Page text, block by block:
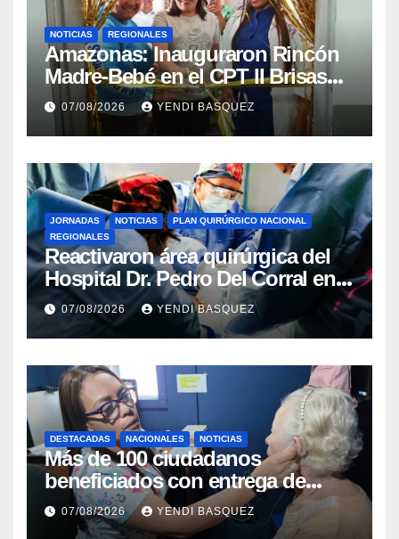
NOTICIAS REGIONALES
​Amazonas: Inauguraron Rincón
Madre-Bebé en el CPT II Brisas
del Aeropuerto ​Inauguraron
Rincón
07/08/2026 YENDI BASQUEZ
JORNADAS NOTICIAS
PLAN QUIRÚRGICO NACIONAL
REGIONALES
Reactivaron área quirúrgica del
Hospital Dr. Pedro Del Corral en
Guárico
07/08/2026 YENDI BASQUEZ
DESTACADAS NACIONALES NOTICIAS
Más de 100 ciudadanos
beneficiados con entrega de
prótesis auditivas en el Centro de
Rehabilitación J.J. Arvelo
07/08/2026 YENDI BASQUEZ